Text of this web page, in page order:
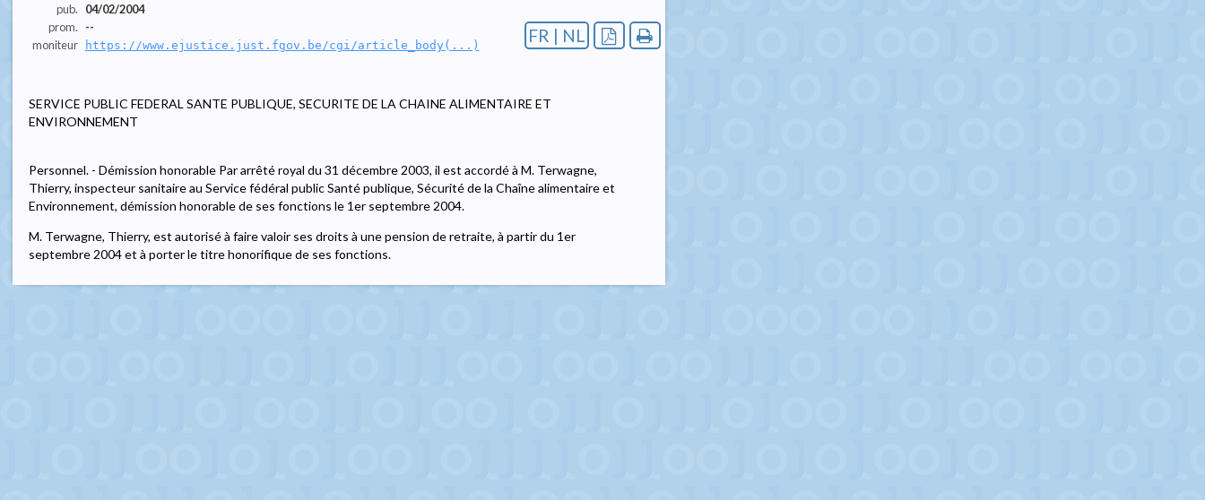
pub.
04/02/2004
prom.
--
moniteur
https://www.ejustice.just.fgov.be/cgi/article_body(...) FR | NL
SERVICE PUBLIC FEDERAL SANTE PUBLIQUE, SECURITE DE LA CHAINE ALIMENTAIRE ET
ENVIRONNEMENT
Personnel. - Démission honorable Par arrêté royal du 31 décembre 2003, il est accordé à M. Terwagne,
Thierry, inspecteur sanitaire au Service fédéral public Santé publique, Sécurité de la Chaîne alimentaire et
Environnement, démission honorable de ses fonctions le 1er septembre 2004.
M. Terwagne, Thierry, est autorisé à faire valoir ses droits à une pension de retraite, à partir du 1er
septembre 2004 et à porter le titre honorifique de ses fonctions.